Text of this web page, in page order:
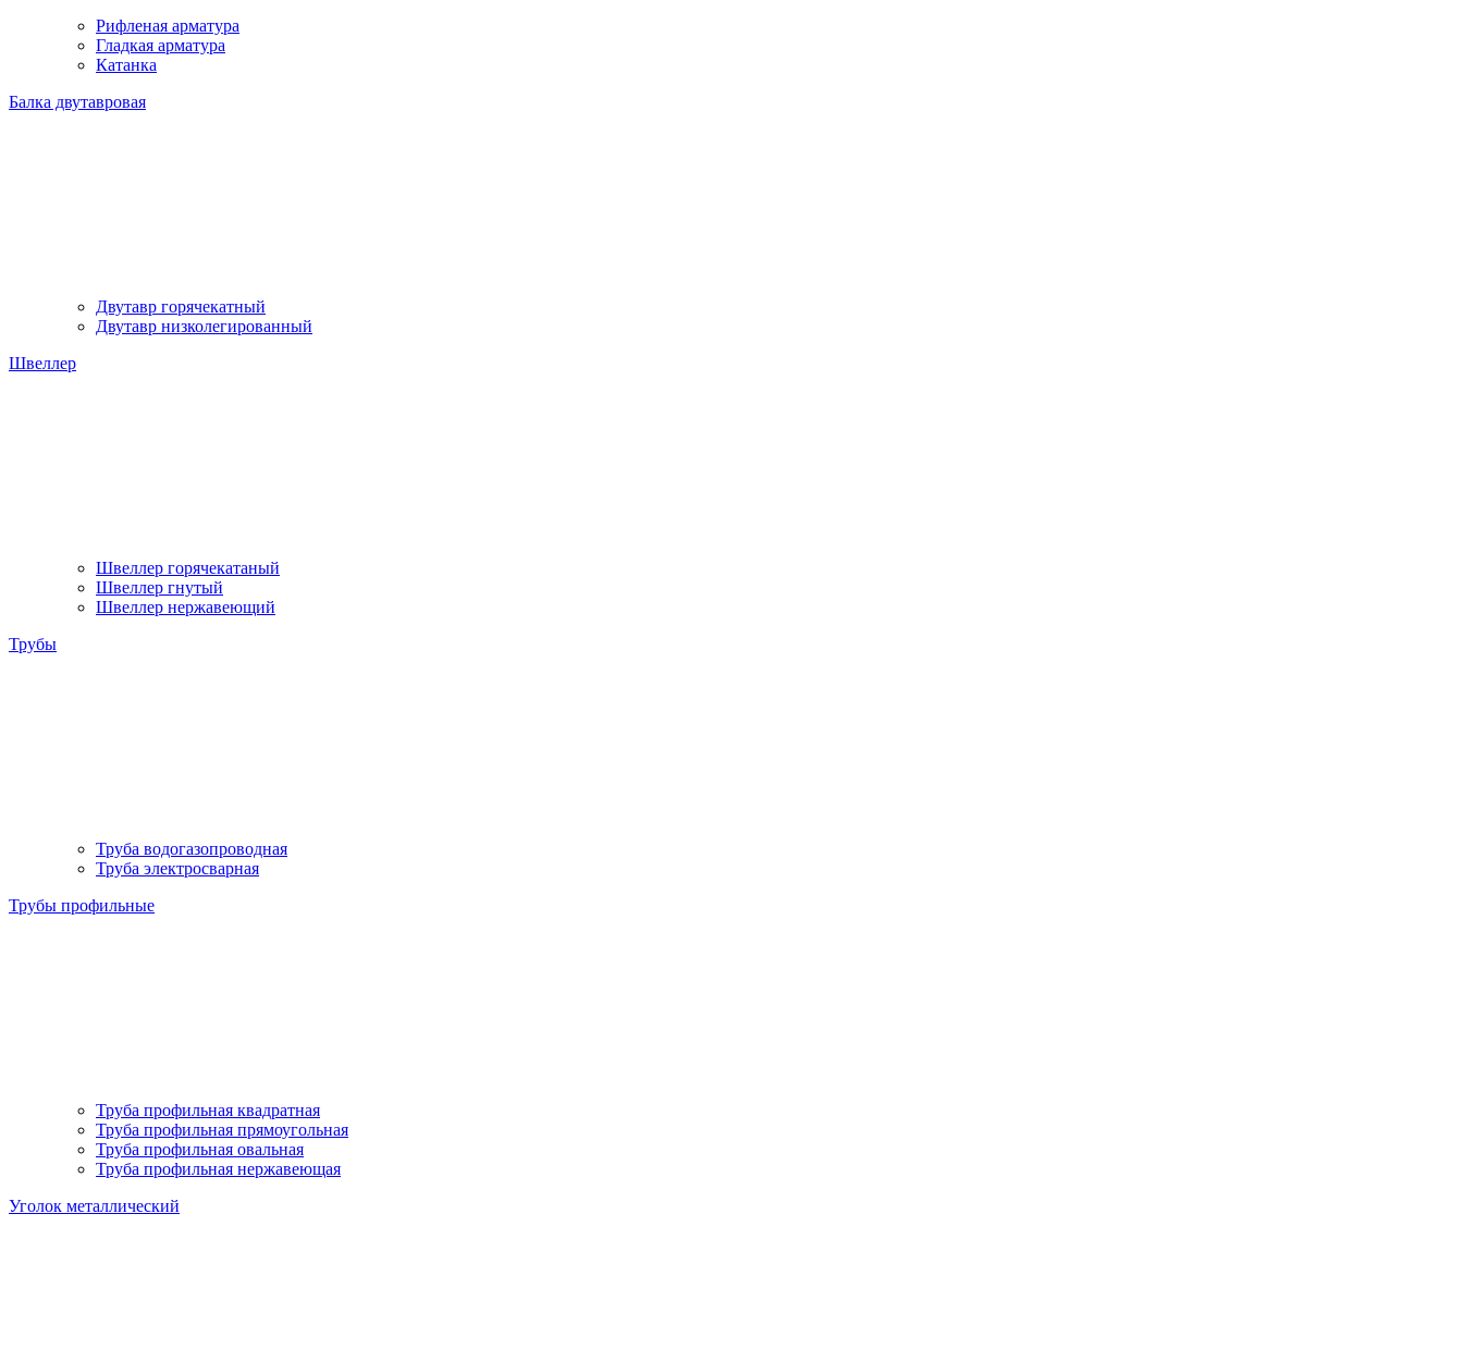
Рифленая арматура
Гладкая арматура
Катанка
Балка двутавровая
Двутавр горячекатный
Двутавр низколегированный
Швеллер
Швеллер горячекатаный
Швеллер гнутый
Швеллер нержавеющий
Трубы
Труба водогазопроводная
Труба электросварная
Трубы профильные
Труба профильная квадратная
Труба профильная прямоугольная
Труба профильная овальная
Труба профильная нержавеющая
Уголок металлический